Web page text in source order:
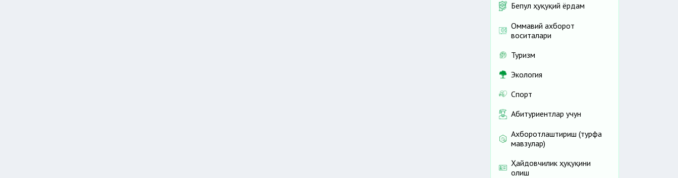
Бепул ҳуқуқий ёрдам
Оммавий ахборот
воситалари
Туризм
Экология
Спорт
Абитуриентлар учун
Ахборотлаштириш (турфа
мавзулар)
Ҳайдовчилик ҳуқуқини
олиш